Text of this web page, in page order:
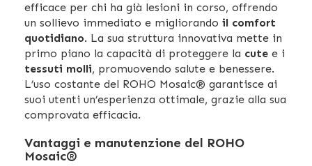
efficace per chi ha già lesioni in corso, offrendo
un sollievo immediato e migliorando il comfort
quotidiano. La sua struttura innovativa mette in
primo piano la capacità di proteggere la cute e i
tessuti molli, promuovendo salute e benessere.
L’uso costante del ROHO Mosaic® garantisce ai
suoi utenti un’esperienza ottimale, grazie alla sua
comprovata efficacia.
Vantaggi e manutenzione del ROHO
Mosaic®